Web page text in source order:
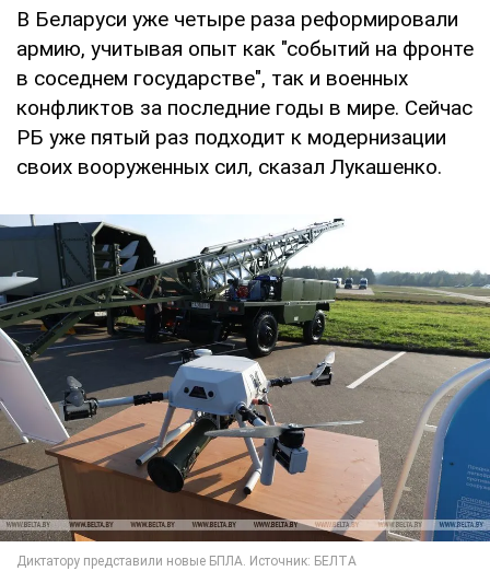
В Беларуси уже четыре раза реформировали
армию, учитывая опыт как "событий на фронте
в соседнем государстве", так и военных
конфликтов за последние годы в мире. Сейчас
РБ уже пятый раз подходит к модернизации
своих вооруженных сил, сказал Лукашенко.